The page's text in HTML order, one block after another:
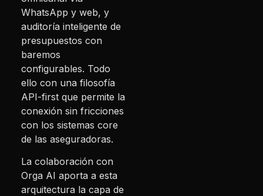
WhatsApp y web, y
auditoría inteligente de
presupuestos con
baremos
configurables. Todo
ello con una filosofía
API-first que permite la
conexión sin fricciones
con los sistemas core
de las aseguradoras.
La colaboración con
Orga AI aporta a esta
arquitectura la capa de